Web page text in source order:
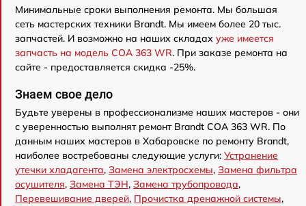
Минимальные сроки выполнения ремонта. Мы большая
сеть мастерских техники Brandt. Мы имеем более 20 тыс.
запчастей. И возможно на наших складах уже имеется
запчасть на модель COA 363 WR. При заказе ремонта на
сайте - предоставляется скидка -25%.
Знаем свое дело
Будьте уверены в профессионализме наших мастеров - они
с уверенностью выполнят ремонт Brandt COA 363 WR. По
данным наших мастеров в Хабаровске по ремонту Brandt,
наиболее востребованы следующие услуги: Устранение
утечки хладагента, Замена электросхемы, Замена фильтра
осушителя, Замена ТЭН, Замена трубопровода,
Перевешивание дверей, Прочистка дренажной системы,